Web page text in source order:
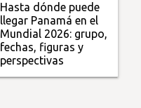
Hasta dónde puede
llegar Panamá en el
Mundial 2026: grupo,
fechas, figuras y
perspectivas